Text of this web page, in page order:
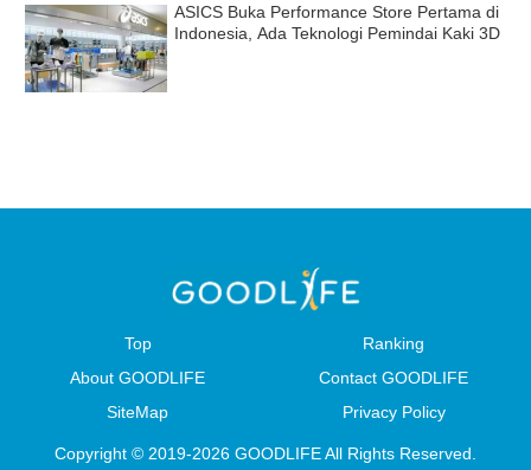
ASICS Buka Performance Store Pertama di
Indonesia, Ada Teknologi Pemindai Kaki 3D
Top
Ranking
About GOODLIFE
Contact GOODLIFE
SiteMap
Privacy Policy
Copyright © 2019-2026 GOODLIFE All Rights Reserved.